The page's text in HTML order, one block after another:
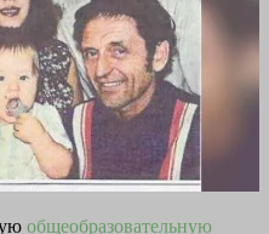
общеобразовательную